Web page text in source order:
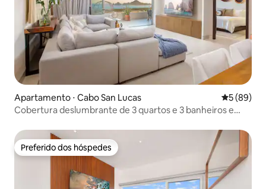
Apartamento ⋅ Cabo San Lucas 5 de uma
5 (89)
Cobertura deslumbrante de 3 quartos e 3 banheiros e
Preferido dos hóspedes
Preferido dos hóspedes